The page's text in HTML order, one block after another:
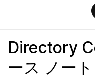
Directory
ース ノート